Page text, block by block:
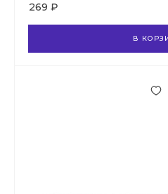
269 ₽
В